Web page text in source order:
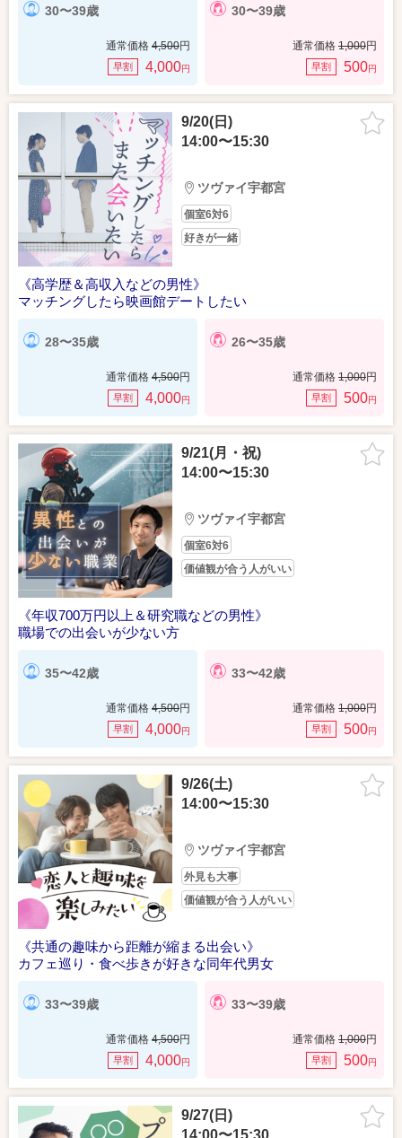
30〜39歳
通常価格 4,500円
早割 4,000円
30〜39歳
通常価格 1,000円
早割 500円
9/20(日)
14:00〜15:30
ツヴァイ宇都宮
個室6対6
好きが一緒
《高学歴＆高収入などの男性》
マッチングしたら映画館デートしたい
28〜35歳
通常価格 4,500円
早割 4,000円
26〜35歳
通常価格 1,000円
早割 500円
9/21(月・祝)
14:00〜15:30
ツヴァイ宇都宮
個室6対6
価値観が合う人がいい
《年収700万円以上＆研究職などの男性》
職場での出会いが少ない方
35〜42歳
通常価格 4,500円
早割 4,000円
33〜42歳
通常価格 1,000円
早割 500円
9/26(土)
14:00〜15:30
ツヴァイ宇都宮
外見も大事
価値観が合う人がいい
《共通の趣味から距離が縮まる出会い》
カフェ巡り・食べ歩きが好きな同年代男女
33〜39歳
通常価格 4,500円
早割 4,000円
33〜39歳
通常価格 1,000円
早割 500円
9/27(日)
14:00〜15:30